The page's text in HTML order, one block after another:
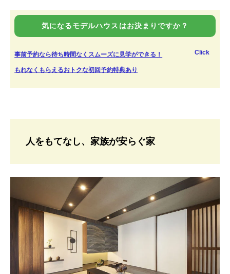
気になるモデルハウスはお決まりですか？
事前予約なら待ち時間なくスムーズに見学ができる！
もれなくもらえるおトクな初回予約特典あり
Click
人をもてなし、家族が安らぐ家